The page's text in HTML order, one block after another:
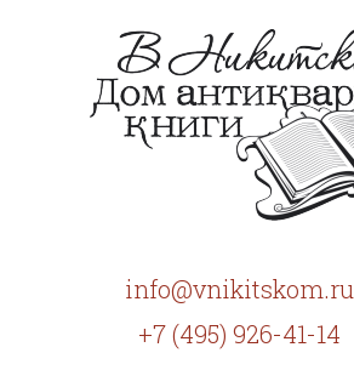
info@vnikitskom.ru
+7 (495) 926-41-14